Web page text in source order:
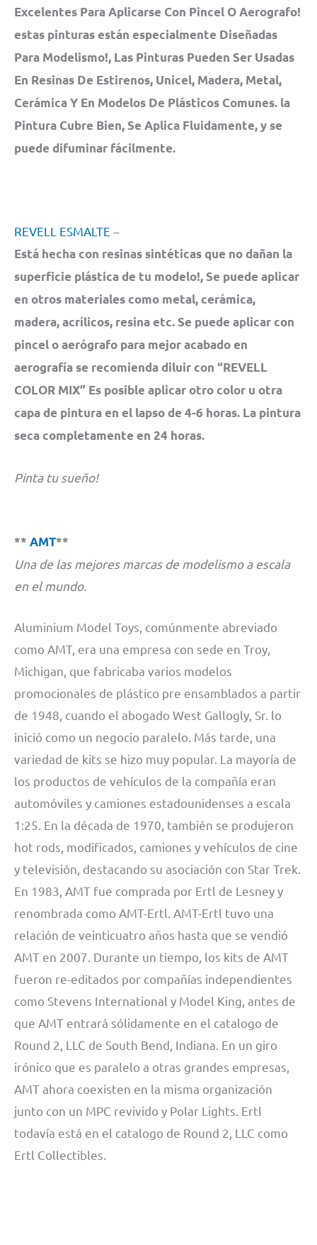
Excelentes Para Aplicarse Con Pincel O Aerografo!
estas pinturas están especialmente Diseñadas
Para Modelismo!, Las Pinturas Pueden Ser Usadas
En Resinas De Estirenos, Unicel, Madera, Metal,
Cerámica Y En Modelos De Plásticos Comunes. la
Pintura Cubre Bien, Se Aplica Fluidamente, y se
puede difuminar fácilmente.
REVELL ESMALTE –
Está hecha con resinas sintéticas que no dañan la
superficie plástica de tu modelo!, Se puede aplicar
en otros materiales como metal, cerámica,
madera, acrílicos, resina etc. Se puede aplicar con
pincel o aerógrafo para mejor acabado en
aerografía se recomienda diluir con “REVELL
COLOR MIX” Es posible aplicar otro color u otra
capa de pintura en el lapso de 4-6 horas. La pintura
seca completamente en 24 horas.
Pinta tu sueño!
** AMT**
Una de las mejores marcas de modelismo a escala
en el mundo.
Aluminium Model Toys, comúnmente abreviado
como AMT, era una empresa con sede en Troy,
Michigan, que fabricaba varios modelos
promocionales de plástico pre ensamblados a partir
de 1948, cuando el abogado West Gallogly, Sr. lo
inició como un negocio paralelo. Más tarde, una
variedad de kits se hizo muy popular. La mayoría de
los productos de vehículos de la compañía eran
automóviles y camiones estadounidenses a escala
1:25. En la década de 1970, también se produjeron
hot rods, modificados, camiones y vehículos de cine
y televisión, destacando su asociación con Star Trek.
En 1983, AMT fue comprada por Ertl de Lesney y
renombrada como AMT-Ertl. AMT-Ertl tuvo una
relación de veinticuatro años hasta que se vendió
AMT en 2007. Durante un tiempo, los kits de AMT
fueron re-editados por compañías independientes
como Stevens International y Model King, antes de
que AMT entrará sólidamente en el catalogo de
Round 2, LLC de South Bend, Indiana. En un giro
irónico que es paralelo a otras grandes empresas,
AMT ahora coexisten en la misma organización
junto con un MPC revivido y Polar Lights. Ertl
todavía está en el catalogo de Round 2, LLC como
Ertl Collectibles.